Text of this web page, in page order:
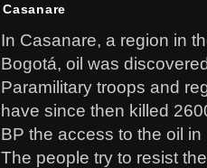
Casanare
In Casanare, a region in
Bogotá, oil was
Paramilitary troops and
have since then killed
BP the access to the oil in
The people try to resist